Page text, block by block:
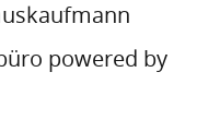
powered by